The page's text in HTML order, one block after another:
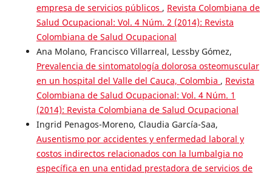
empresa de servicios públicos , Revista Colombiana de
Salud Ocupacional: Vol. 4 Núm. 2 (2014): Revista
Colombiana de Salud Ocupacional
Ana Molano, Francisco Villarreal, Lessby Gómez,
Prevalencia de sintomatología dolorosa osteomuscular
en un hospital del Valle del Cauca, Colombia , Revista
Colombiana de Salud Ocupacional: Vol. 4 Núm. 1
(2014): Revista Colombiana de Salud Ocupacional
Ingrid Penagos-Moreno, Claudia García-Saa,
Ausentismo por accidentes y enfermedad laboral y
costos indirectos relacionados con la lumbalgia no
específica en una entidad prestadora de servicios de